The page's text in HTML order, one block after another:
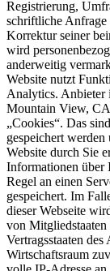
Registrierung,
schriftliche
Korrektur seiner
wird
anderweitig
Website nutzt
Analytics. Anbieter
Mountain View,
„Cookies“. Das
gespeichert
Website durch Sie
Informationen über
Regel an einen
gespeichert. Im
dieser Webseite
von
Vertragsstaaten
Wirtschaftsraum